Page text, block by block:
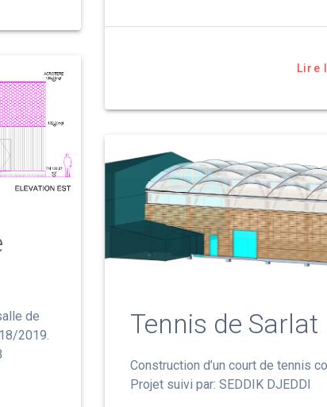
Lire
de
2019.
Tennis de Sarlat
Construction d’un court de tennis
Projet suivi par: SEDDIK DJEDDI